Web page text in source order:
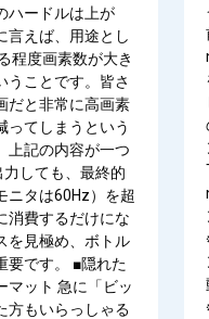
ハードルは上が
言えば、用途とし
程度画素数が大き
うことです。皆さ
だと非常に高画素
ってしまうという
上記の内容が一つ
しても、最終的
ニタは60Hz）を超
消費するだけにな
を見極め、ボトル
要です。 ■隠れた
マット 急に「ビッ
方もいらっしゃる